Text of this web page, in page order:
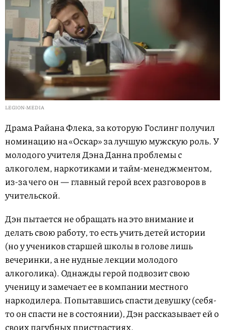
LEGION-MEDIA
Драма Райана Флека, за которую Гослинг получил
номинацию на «Оскар» за лучшую мужскую роль. У
молодого учителя Дэна Данна проблемы с
алкоголем, наркотиками и тайм-менеджментом,
из-за чего он — главный герой всех разговоров в
учительской.
Дэн пытается не обращать на это внимание и
делать свою работу, то есть учить детей истории
(но у учеников старшей школы в голове лишь
вечеринки, а не нудные лекции молодого
алкоголика). Однажды герой подвозит свою
ученицу и замечает ее в компании местного
наркодилера. Попытавшись спасти девушку (себя-
то он спасти не в состоянии), Дэн рассказывает ей о
своих пагубных пристрастиях.